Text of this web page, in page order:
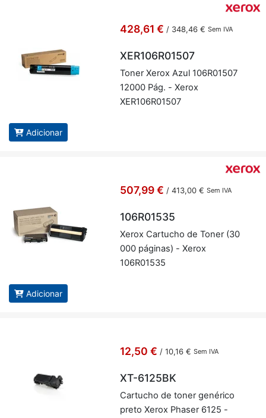
428,61 € / 348,46 € Sem IVA
XER106R01507
Toner Xerox Azul 106R01507
12000 Pág. - Xerox
XER106R01507
Adicionar
507,99 € / 413,00 € Sem IVA
106R01535
Xerox Car­tucho de Toner (30
000 pá­ginas) - Xerox
106R01535
Adicionar
12,50 € / 10,16 € Sem IVA
XT-6125BK
Car­tucho de toner ge­né­rico
preto Xerox Phaser 6125 -